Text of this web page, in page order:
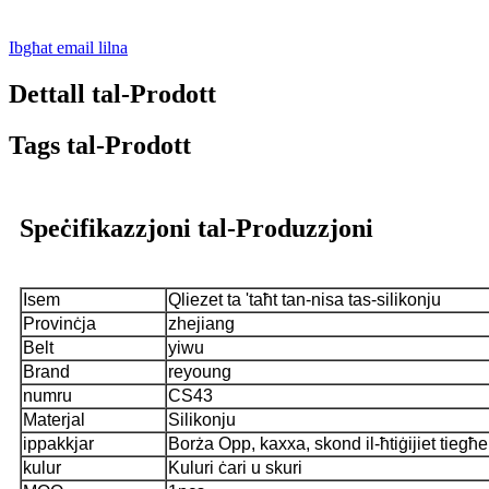
Ibgħat email lilna
Dettall tal-Prodott
Tags tal-Prodott
Speċifikazzjoni tal-Produzzjoni
Isem
Qliezet ta 'taħt tan-nisa tas-silikonju
Provinċja
zhejiang
Belt
yiwu
Brand
reyoung
numru
CS43
Materjal
Silikonju
ippakkjar
Borża Opp, kaxxa, skond il-ħtiġijiet
kulur
Kuluri ċari u skuri